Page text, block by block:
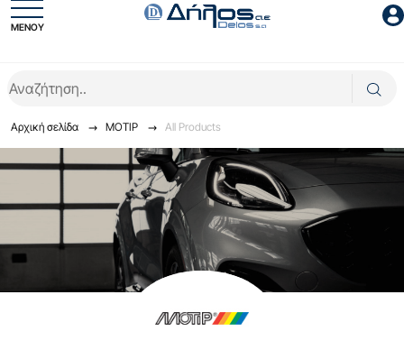
ΜΕΝΟΥ
Είσοδος
Ξέχασες το password;
Αρχική σελίδα ΜΟΤΙΡ All Products